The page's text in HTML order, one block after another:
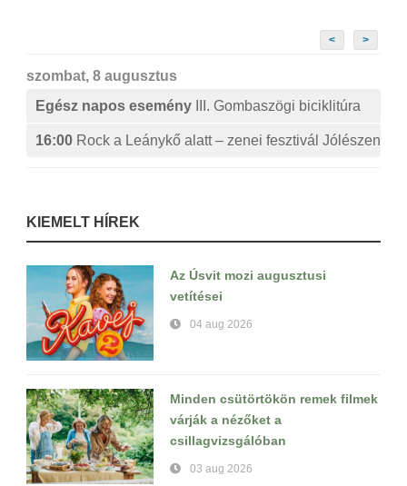
< >
szombat, 8 augusztus
Egész napos esemény
III. Gombaszögi biciklitúra
16:00 Rock a Leánykő alatt – zenei fesztivál Jólészen
KIEMELT HÍREK
Az Úsvit mozi augusztusi
vetítései
04 aug 2026
Minden csütörtökön remek filmek
várják a nézőket a
csillagvizsgálóban
03 aug 2026